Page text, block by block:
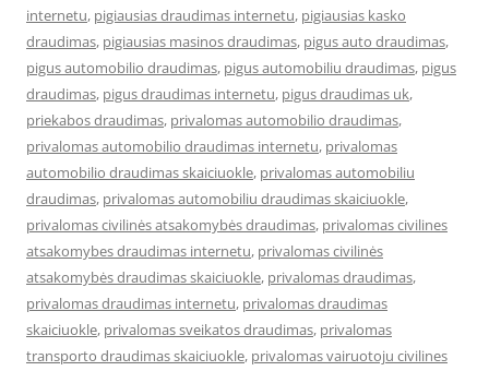
internetu, pigiausias draudimas internetu, pigiausias kasko
draudimas, pigiausias masinos draudimas, pigus auto draudimas,
pigus automobilio draudimas, pigus automobiliu draudimas, pigus
draudimas, pigus draudimas internetu, pigus draudimas uk,
priekabos draudimas, privalomas automobilio draudimas,
privalomas automobilio draudimas internetu, privalomas
automobilio draudimas skaiciuokle, privalomas automobiliu
draudimas, privalomas automobiliu draudimas skaiciuokle,
privalomas civilinės atsakomybės draudimas, privalomas civilines
atsakomybes draudimas internetu, privalomas civilinės
atsakomybės draudimas skaiciuokle, privalomas draudimas,
privalomas draudimas internetu, privalomas draudimas
skaiciuokle, privalomas sveikatos draudimas, privalomas
transporto draudimas skaiciuokle, privalomas vairuotoju civilines